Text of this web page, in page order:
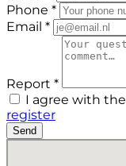
Phone *
Email *
Report *
I agree with the
register
Send